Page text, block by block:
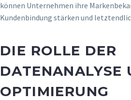
können Unternehmen ihre
Kundenbindung stärken und
DIE ROLLE DER
DATENANALYSE
OPTIMIERUNG